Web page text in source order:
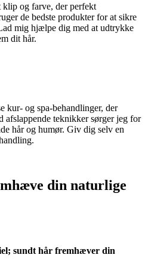
klip og farve, der perfekt
de bedste produkter for at sikre
mig hjælpe dig med at udtrykke
dit hår.
kur- og spa-behandlinger, der
teknikker sørger jeg for
hår og humør. Giv dig selv en
din naturlige
sundt hår fremhæver din